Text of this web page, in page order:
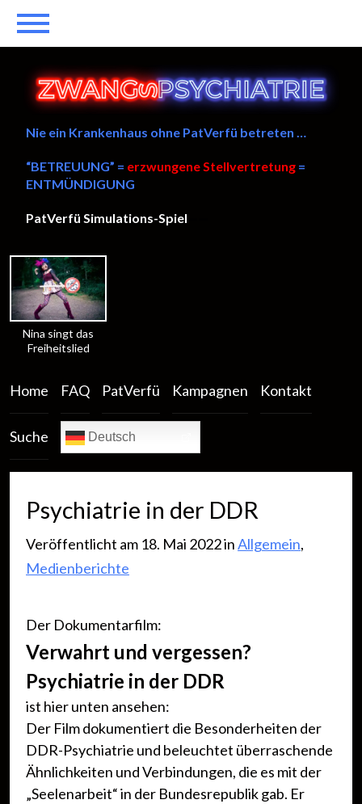
Nina singt das
Freiheitslied
Nie ein Krankenhaus ohne PatVerfü betreten …
“BETREUUNG” = erzwungene Stellvertretung =
ENTMÜNDIGUNG
PatVerfü Simulations-Spiel
Home FAQ PatVerfü Kampagnen Kontakt
Suche Deutsch
Psychiatrie in der DDR
Veröffentlicht am 18. Mai 2022 inAllgemein,
Medienberichte
Der Dokumentarfilm:
Verwahrt und vergessen?
Psychiatrie in der DDR
ist hier unten ansehen:
Der Film dokumentiert die Besonderheiten der
DDR-Psychiatrie und beleuchtet überraschende
Ähnlichkeiten und Verbindungen, die es mit der
„Seelenarbeit“ in der Bundesrepublik gab. Er